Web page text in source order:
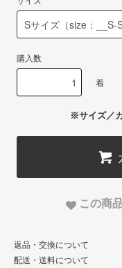
購入数
着
※サイズ／
この商
返品・交換について
配送・送料について